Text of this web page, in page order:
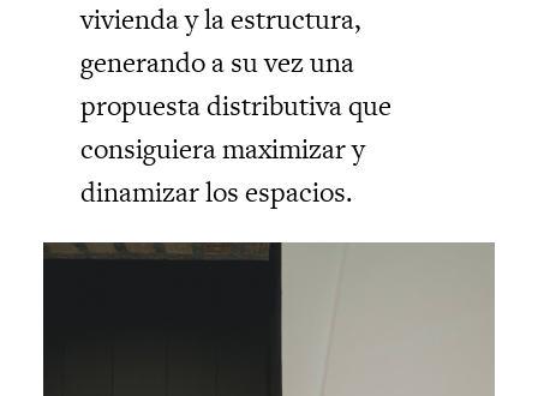
vivienda y la estructura,
generando a su vez una
propuesta distributiva que
consiguiera maximizar y
dinamizar los espacios.